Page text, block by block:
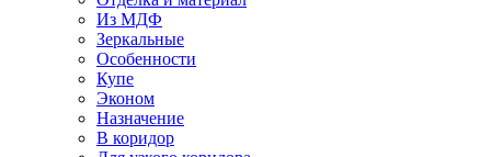
Из МДФ
Зеркальные
Особенности
Купе
Эконом
Назначение
В коридор